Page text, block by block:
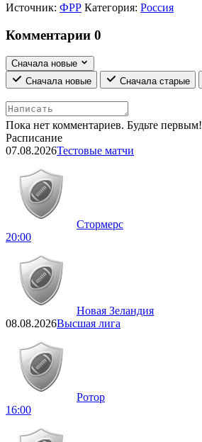
Источник: ФРР Категория: Россия
Комментарии 0
Сначала новые
Сначала новые
Сначала старые
Пока нет комментариев. Будьте первым!
Расписание
07.08.2026Тестовые матчи
Стормерс
20:00
Новая Зеландия
08.08.2026Высшая лига
Ротор
16:00